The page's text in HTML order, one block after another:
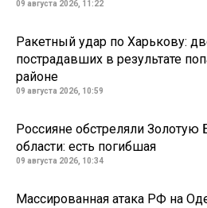
09 августа 2026, 11:22
Ракетный удар по Харькову:
пострадавших в результате
районе
09 августа 2026, 10:59
Россияне обстреляли Золотую
области: есть погибшая
09 августа 2026, 10:34
Массированная атака РФ на